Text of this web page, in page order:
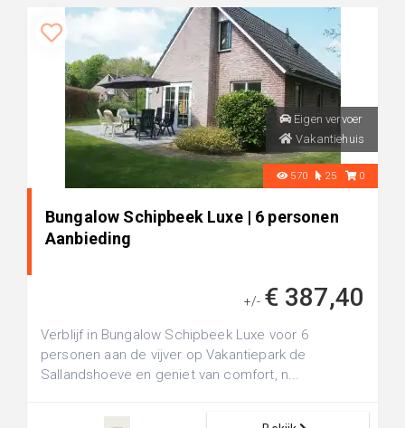
Eigen vervoer
Vakantiehuis
570 25 0
Bungalow Schipbeek Luxe | 6 personen
Aanbieding
+/- € 387,40
Verblijf in Bungalow Schipbeek Luxe voor 6
personen aan de vijver op Vakantiepark de
Sallandshoeve en geniet van comfort, n...